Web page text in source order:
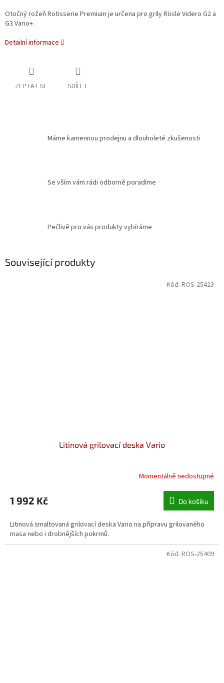
Otočný rožeň Rotisserie Premium je určena pro grily Rösle Videro G2 a
G3 Vario+.
Detailní informace
ZEPTAT SE SDÍLET
Máme kamennou prodejnu a dlouholeté zkušenosti
Se vším vám rádi odborně poradíme
Pečlivě pro vás produkty vybíráme
Související produkty
Litinová grilovací deska Vario
Momentálně nedostupné
1 992 Kč Do košíku
Litinová smaltovaná grilovací deska Vario na přípravu grilovaného
masa nebo i drobnějších pokrmů.
Kód: ROS-25423
Kód: ROS-25409